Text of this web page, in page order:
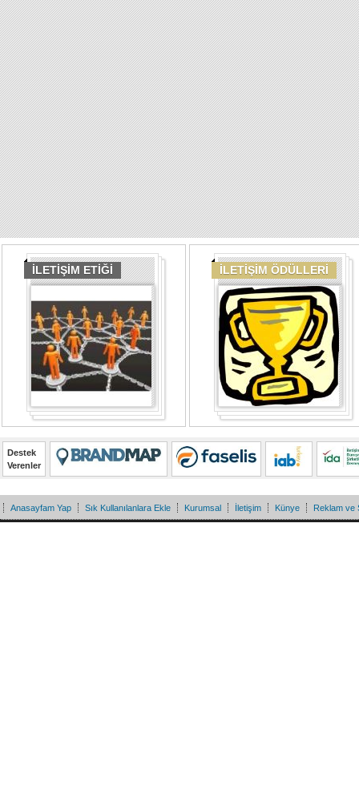
İLETİŞİM ETİĞİ İLETİŞİM ÖDÜLLERİ
Destek
Verenler
Anasayfam Yap Sık Kullanılanlara Ekle Kurumsal İletişim Künye Reklam ve